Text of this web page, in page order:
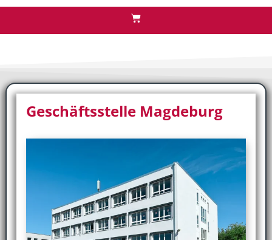
Geschäftsstelle Magdeburg